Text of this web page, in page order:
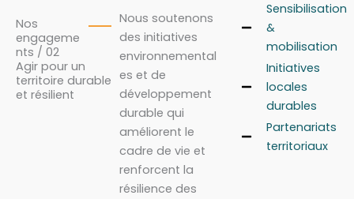
Nos
engageme
nts / 02
Agir pour un
territoire durable
et résilient
Nous soutenons
des initiatives
environnemental
es et de
développement
durable qui
améliorent le
cadre de vie et
renforcent la
résilience des
Sensibilisation
&
mobilisation
Initiatives
locales
durables
Partenariats
territoriaux